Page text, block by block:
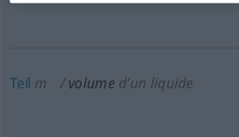
Teil m volume d’un liquide